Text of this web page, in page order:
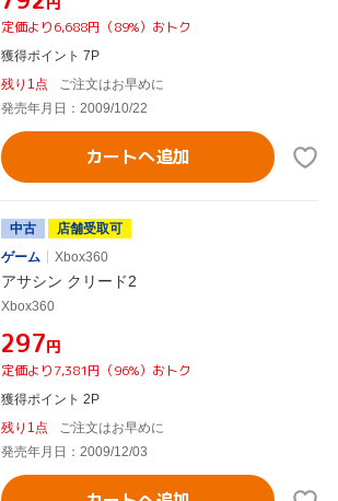
定価より6,688円（89%）おトク
獲得ポイント 7P
残り1点
ご注文はお早めに
発売年月日：2009/10/22
カートへ追加
中古
店舗受取可
ゲーム
Xbox360
アサシン クリード2
Xbox360
¥297円
定価より7,381円（96%）おトク
獲得ポイント 2P
残り1点
ご注文はお早めに
発売年月日：2009/12/03